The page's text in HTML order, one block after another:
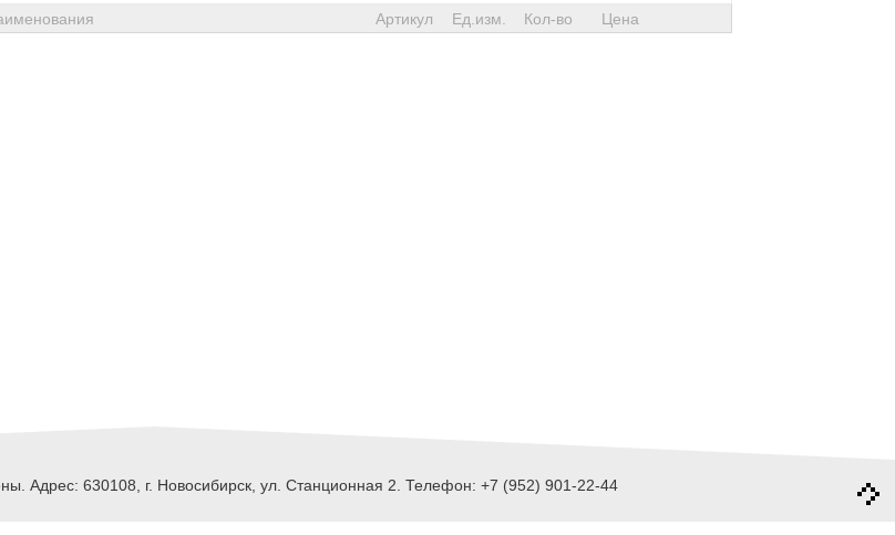
Артикул Ед.изм. Кол-во Цена
Адрес: 630108, г. Новосибирск, ул. Станционная 2. Телефон: +7 (952) 901-22-44